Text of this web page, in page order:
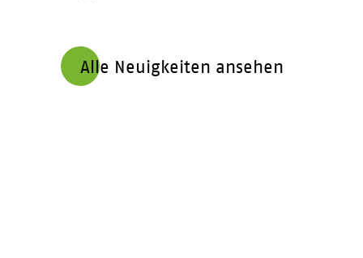
Alle Neuigkeiten ansehen